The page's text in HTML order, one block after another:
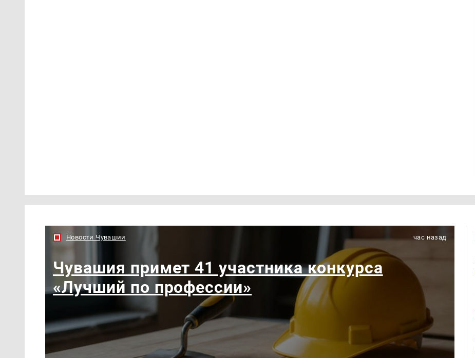
Новости Чувашии час назад
Чувашия примет 41 участника конкурса
«Лучший по профессии»